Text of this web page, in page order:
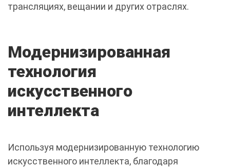
трансляциях, вещании и других отраслях.
Модернизированная
технология
искусственного
интеллекта
Используя модернизированную технологию
искусственного интеллекта, благодаря